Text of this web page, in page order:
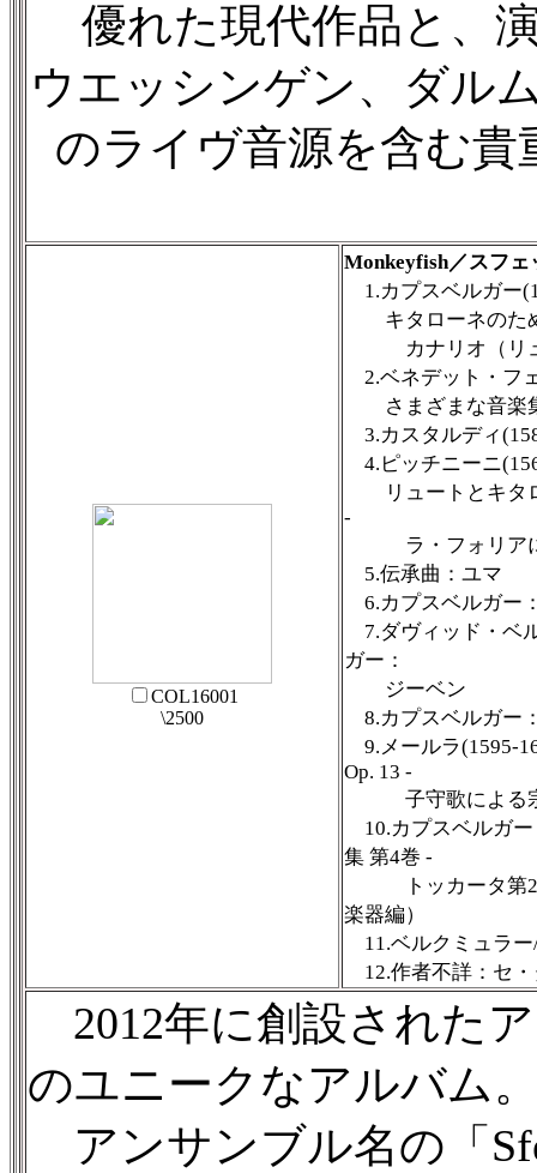
優れた現代作品と、
ウエッシンゲン、ダル
のライヴ音源を含む
COL16001
\2500
Monkeyfish／スフ
1.カプスベルガー
キタローネのため
カナリオ（リュ
2.ベネデット・フ
さまざまな音楽集
3.カスタルディ
4.ピッチニーニ
リュートとキタロ
-
ラ・フォリアに
5.伝承曲：ユマ
6.カプスベルガー
7.ダヴィッド・ベ
ガー：
ジーベン
8.カプスベルガー
9.メールラ(1595-
Op. 13 -
子守歌による宗
10.カプスベルガー
集 第4巻 -
トッカータ第2曲
楽器編）
11.ベルクミュラー
12.作者不詳：セ・
2012年に創設された
のユニークなアルバム
アンサンブル名の「